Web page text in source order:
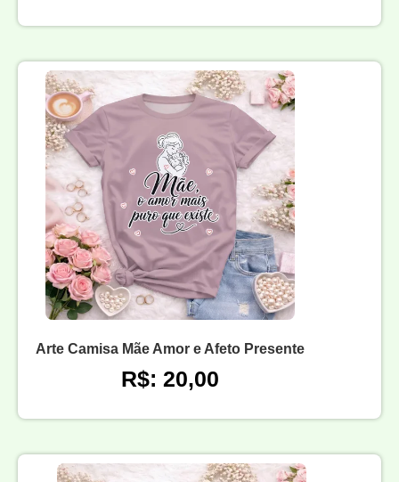
Arte Camisa Mãe Amor e Afeto Presente
R$: 20,00